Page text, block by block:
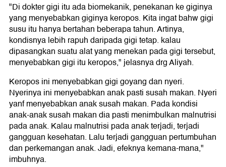
"Di dokter gigi itu ada biomekanik, penekanan ke giginya
yang menyebabkan giginya keropos. Kita ingat bahw gigi
susu itu hanya bertahan beberapa tahun. Artinya,
kondisnya lebih rapuh daripada gigi tetap. kalau
dipasangkan suatu alat yang menekan pada gigi tersebut,
menyebabkan gigi itu keropos," jelasnya drg Aliyah.
Keropos ini menyebabkan gigi goyang dan nyeri.
Nyerinya ini menyebabkan anak pasti susah makan. Nyeri
yanf menyebabkan anak susah makan. Pada kondisi
anak-anak susah makan dia pasti menimbulkan malnutrisi
pada anak. Kalau malnutrisi pada anak terjadi, terjadi
gangguan kesehatan. Lalu terjadi gangguan pertumbuhan
dan perkemangan anak. Jadi, efeknya kemana-mana,"
imbuhnya.